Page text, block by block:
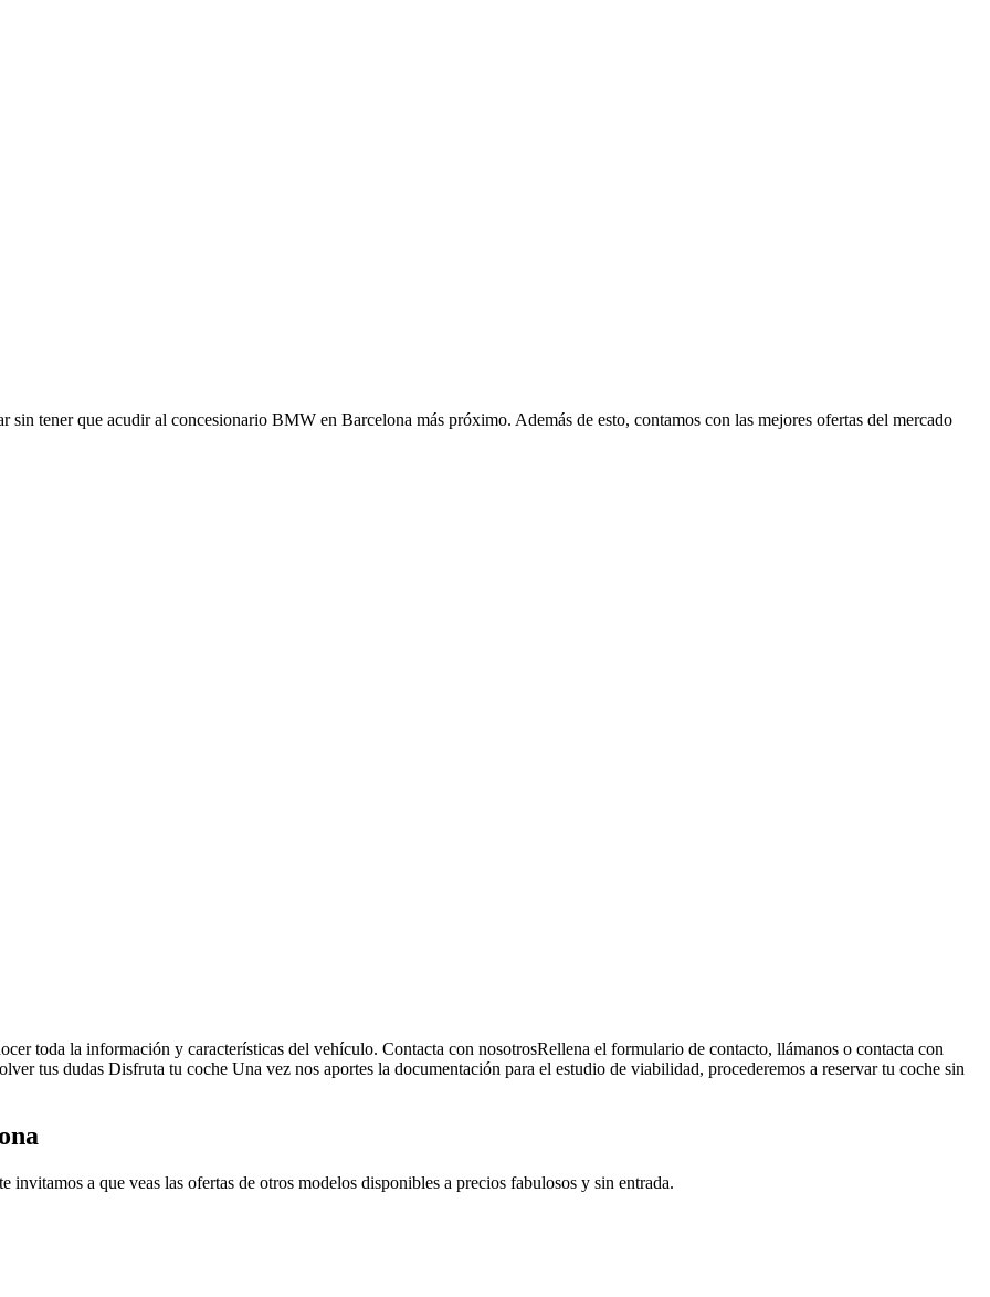
tener que acudir al concesionario BMW en Barcelona más próximo. Además de esto, contamos con las mejores ofertas del mercado
toda la información y características del vehículo. Contacta con nosotrosRellena el formulario de contacto, llámanos o contacta con
tus dudas Disfruta tu coche Una vez nos aportes la documentación para el estudio de viabilidad, procederemos a reservar tu coche sin
invitamos a que veas las ofertas de otros modelos disponibles a precios fabulosos y sin entrada.